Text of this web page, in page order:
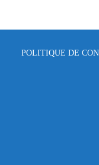
POLITIQUE DE